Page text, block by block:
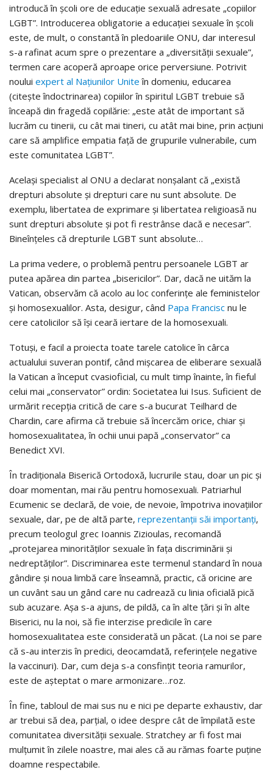
introducă în școli ore de educație sexuală adresate „copiilor
LGBT”. Introducerea obligatorie a educației sexuale în școli
este, de mult, o constantă în pledoariile ONU, dar interesul
s-a rafinat acum spre o prezentare a „diversității sexuale”,
termen care acoperă aproape orice perversiune. Potrivit
noului expert al Națiunilor Unite în domeniu, educarea
(citește îndoctrinarea) copiilor în spiritul LGBT trebuie să
înceapă din fragedă copilărie: „este atât de important să
lucrăm cu tinerii, cu cât mai tineri, cu atât mai bine, prin acțiuni
care să amplifice empatia față de grupurile vulnerabile, cum
este comunitatea LGBT”.
Același specialist al ONU a declarat nonșalant că „există
drepturi absolute și drepturi care nu sunt absolute. De
exemplu, libertatea de exprimare și libertatea religioasă nu
sunt drepturi absolute și pot fi restrânse dacă e necesar”.
Bineînțeles că drepturile LGBT sunt absolute…
La prima vedere, o problemă pentru persoanele LGBT ar
putea apărea din partea „bisericilor”. Dar, dacă ne uităm la
Vatican, observăm că acolo au loc conferințe ale feministelor
și homosexualilor. Asta, desigur, când Papa Francisc nu le
cere catolicilor să își ceară iertare de la homosexuali.
Totuși, e facil a proiecta toate tarele catolice în cârca
actualului suveran pontif, când mișcarea de eliberare sexuală
la Vatican a început cvasioficial, cu mult timp înainte, în fieful
celui mai „conservator” ordin: Societatea lui Isus. Suficient de
urmărit recepția critică de care s-a bucurat Teilhard de
Chardin, care afirma că trebuie să încercăm orice, chiar și
homosexualitatea, în ochii unui papă „conservator” ca
Benedict XVI.
În tradiționala Biserică Ortodoxă, lucrurile stau, doar un pic și
doar momentan, mai rău pentru homosexuali. Patriarhul
Ecumenic se declară, de voie, de nevoie, împotriva inovațiilor
sexuale, dar, pe de altă parte, reprezentanții săi importanți,
precum teologul grec Ioannis Zizioulas, recomandă
„protejarea minorităților sexuale în fața discriminării și
nedreptăților”. Discriminarea este termenul standard în noua
gândire și noua limbă care înseamnă, practic, că oricine are
un cuvânt sau un gând care nu cadrează cu linia oficială pică
sub acuzare. Așa s-a ajuns, de pildă, ca în alte țări și în alte
Biserici, nu la noi, să fie interzise predicile în care
homosexualitatea este considerată un păcat. (La noi se pare
că s-au interzis în predici, deocamdată, referințele negative
la vaccinuri). Dar, cum deja s-a consfințit teoria ramurilor,
este de așteptat o mare armonizare…roz.
În fine, tabloul de mai sus nu e nici pe departe exhaustiv, dar
ar trebui să dea, parțial, o idee despre cât de împilată este
comunitatea diversității sexuale. Stratchey ar fi fost mai
mulțumit în zilele noastre, mai ales că au rămas foarte puține
doamne respectabile.